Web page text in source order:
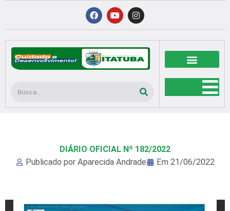
conteúdo
F
a
c
b
o
o
k
Y
o
u
u
b
e
I
n
s
a
g
r
a
Pesquisar
DIÁRIO OFICIAL Nº 182/2022
Publicado por Aparecida Andrade Em 21/06/2022